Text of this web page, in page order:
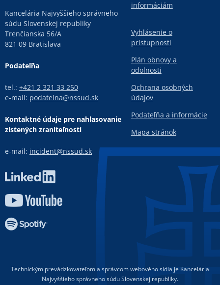
Kancelária Najvyššieho správneho
súdu Slovenskej republiky
Trenčianska 56/A
821 09 Bratislava
Podateľňa
tel.: +421 2 321 33 250
e-mail: podatelna@nssud.sk
Kontaktné údaje pre nahlasovanie
zistených zraniteľností
e-mail: incident@nssud.sk
informáciám
Vyhlásenie o
prístupnosti
Plán obnovy a
odolnosti
Ochrana osobných
údajov
Podateľňa a informácie
Mapa stránok
Technickým prevádzkovateľom a správcom webového sídla je Kancelária
Najvyššieho správneho súdu Slovenskej republiky.